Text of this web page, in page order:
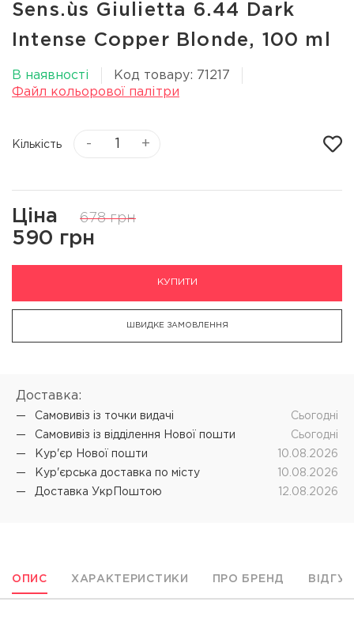
Sens.ùs Giulietta 6.44 Dark
Intense Copper Blonde, 100 ml
В наявності
Код товару: 71217
Файл кольорової палітри
Кількість - +
Ціна 678 грн
590 грн
КУПИТИ
ШВИДКЕ ЗАМОВЛЕННЯ
Доставка:
Самовивіз iз точки видачі
Cьогодні
Самовивіз iз відділення Нової пошти
Cьогодні
Кур'єр Нової пошти
10.08.2026
Кур'єрська доставка по місту
10.08.2026
Доставка УкрПоштою
12.08.2026
ОПИС ХАРАКТЕРИСТИКИ ПРО БРЕНД